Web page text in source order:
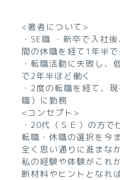
<著者について>
・SE職 ・新卒で入社
間の休職を経て1年半
・転職活動に失敗し、
で2年半ほど働く
・2度の転職を経て、
職）に勤務
<コンセプト>
・20代（ＳＥ）の方で
転職・休職の選択を今
全く思い通りに進まな
私の経験や体験がこれ
断材料やヒントとなれ